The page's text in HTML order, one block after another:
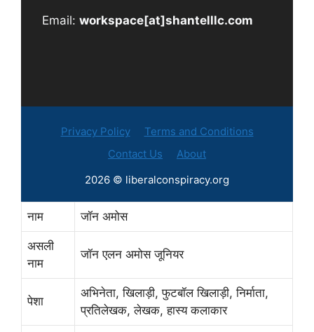
Email: workspace[at]shantelllc.com
Privacy Policy
Terms and Conditions
Contact Us
About
2026 © liberalconspiracy.org
नाम जॉन अमोस
असली
नाम
जॉन एलन अमोस जूनियर
पेशा
अभिनेता, खिलाड़ी, फुटबॉल खिलाड़ी, निर्माता,
प्रतिलेखक, लेखक, हास्य कलाकार